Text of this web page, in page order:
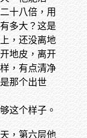
十八倍，用
多大？这是
，还没离地
地皮，离开
，有点清净
那个出世
这个样子。
，第六层他